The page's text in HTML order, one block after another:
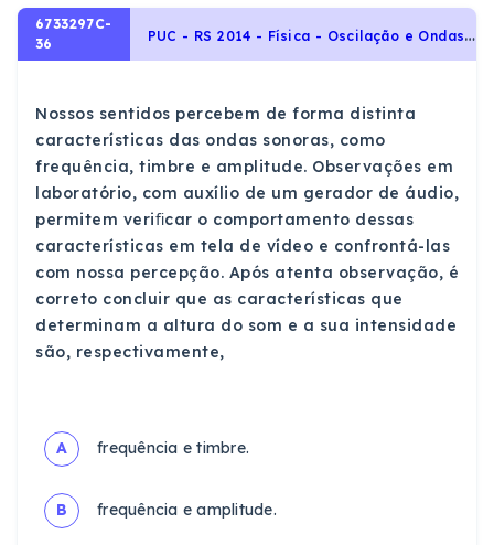
6733297C-
36
P
UC - RS 2014 - Física - Oscilação e Ondas, Acústica
Nossos sentidos percebem de forma distinta
características das ondas sonoras, como
frequência, timbre e amplitude. Observações em
laboratório, com auxílio de um gerador de áudio,
permitem veriﬁcar o comportamento dessas
características em tela de vídeo e confrontá-las
com nossa percepção. Após atenta observação, é
correto concluir que as características que
determinam a altura do som e a sua intensidade
são, respectivamente,
A frequência e timbre.
B frequência e amplitude.